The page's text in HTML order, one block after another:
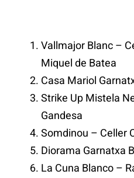
Vallmajor Blanc –
Miquel de Batea
Casa Mariol
Strike Up Mistela
Gandesa
Somdinou – Celler
Diorama Garnatxa
La Cuna Blanco –